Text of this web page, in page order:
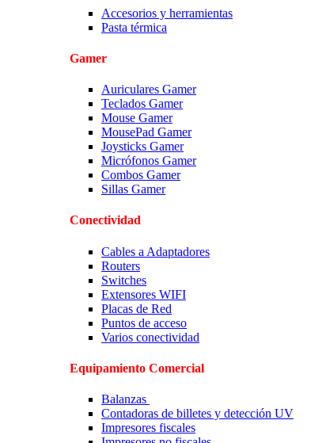
Accesorios y herramientas
Pasta térmica
Gamer
Auriculares Gamer
Teclados Gamer
Mouse Gamer
MousePad Gamer
Joysticks Gamer
Micrófonos Gamer
Combos Gamer
Sillas Gamer
Conectividad
Cables a Adaptadores
Routers
Switches
Extensores WIFI
Placas de Red
Puntos de acceso
Varios conectividad
Equipamiento Comercial
Balanzas
Contadoras de billetes y detección UV
Impresores fiscales